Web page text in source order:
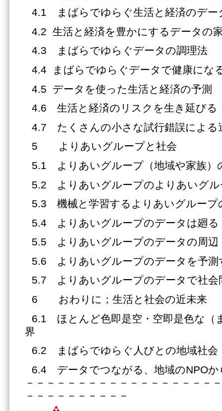
4.1 まばらでゆらぐ生活と経済のデー
4.2 生活と経済を豊かにするデータの
4.3 まばらでゆらぐデータの調理法
4.4 まばらでゆらぐデータで健康にな
4.5 データを使った生活と経済の予測
4.6 生活と経済のリスクを生き延びる
4.7 たくさんの小さな試行錯誤による
5 よりあいグループと社会
5.1 よりあいグループ（地域や家族）
5.2 よりあいグループのよりあいグル
5.3 機械と学習するよりあいグループ
5.4 よりあいグループのデータは廻る
5.5 よりあいグループのデータの周辺
5.6 よりあいグループのデータを予測
5.7 よりあいグループのデータで社会
6 おわりに；生活と社会の近未来
6.1 ほとんど色即是空・空即是色な（
界
6.2 まばらでゆらぐ人びとの地域社会
6.4 データでつながる、地域のNPOか
－－－－－－－－－－－－－－－－－－
－－－－－－－－－－